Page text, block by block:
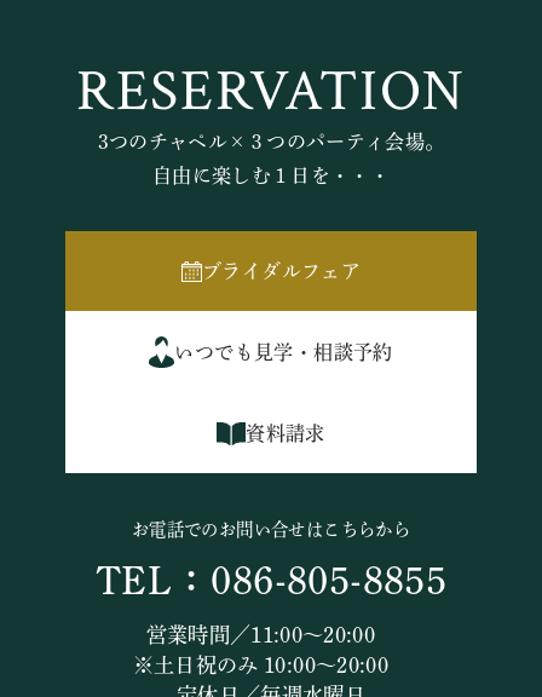
RESERVATION
3つのチャペル×３つのパーティ会場。
自由に楽しむ１日を・・・
ブライダルフェア
いつでも見学・相談予約
資料請求
お電話でのお問い合せはこちらから
TEL：086-805-8855
営業時間／11:00～20:00
※土日祝のみ 10:00～20:00